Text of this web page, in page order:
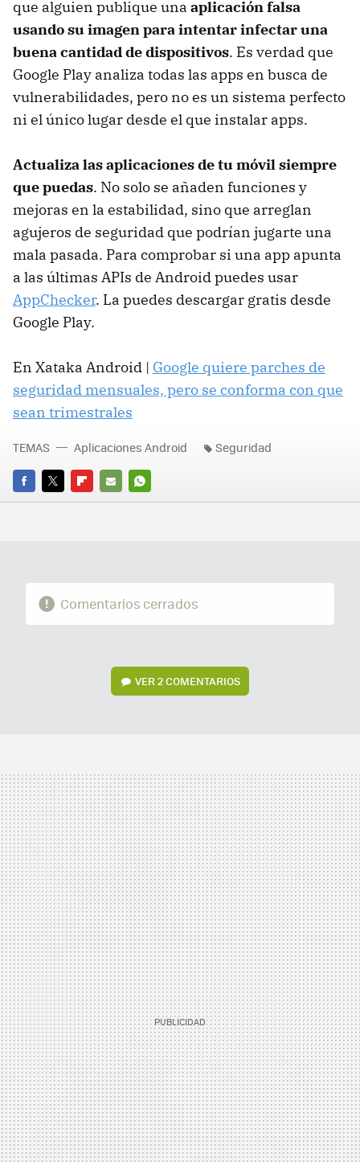
que alguien publique una aplicación falsa
usando su imagen para intentar infectar una
buena cantidad de dispositivos. Es verdad que
Google Play analiza todas las apps en busca de
vulnerabilidades, pero no es un sistema perfecto
ni el único lugar desde el que instalar apps.
Actualiza las aplicaciones de tu móvil siempre
que puedas. No solo se añaden funciones y
mejoras en la estabilidad, sino que arreglan
agujeros de seguridad que podrían jugarte una
mala pasada. Para comprobar si una app apunta
a las últimas APIs de Android puedes usar
AppChecker. La puedes descargar gratis desde
Google Play.
En Xataka Android | Google quiere parches de
seguridad mensuales, pero se conforma con que
sean trimestrales
FACEBOOK
TWITTERFLIPBOARD
E-
WHATSAPP
TEMAS Aplicaciones Android Seguridad
Comentarios cerrados
VER2 COMENTARIOS